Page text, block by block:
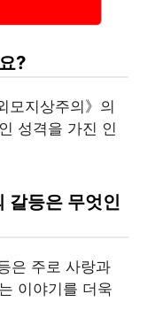
?
모지상주의》의
성격을 가진 인
갈등은 무엇인
은 주로 사랑과
이야기를 더욱